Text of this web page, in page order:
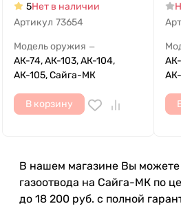
5Нет в наличии
Артикул 73654
Модель оружия —
АК-74, АК-103, АК-104,
АК-105, Сайга-МК
В корзину
В нашем магазине Вы
газоотвода на Сайга-МК по
до 18 200 руб. с полной